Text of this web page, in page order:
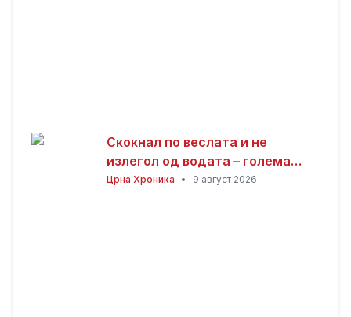
Скокнал по веслата и не
излегол од водата – голема
потрага по рибар во
Црна Хроника • 9 август 2026